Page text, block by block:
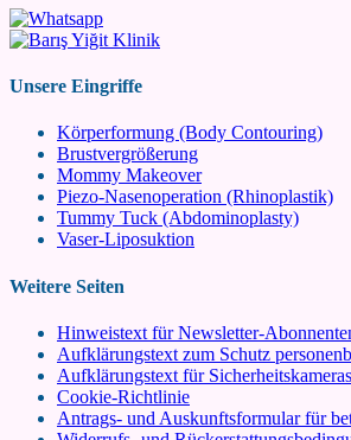
Unsere Eingriffe
Körperformung (Body Contouring)
Brustvergrößerung
Mommy Makeover
Piezo-Nasenoperation (Rhinoplastik)
Tummy Tuck (Abdominoplasty)
Vaser-Liposuktion
Weitere Seiten
Hinweistext für Newsletter-
Aufklärungstext zum Schutz
Aufklärungstext für Sicherheitskameras
Cookie-Richtlinie
Antrags- und Auskunftsformular für